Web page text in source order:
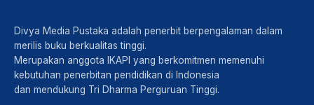
Divya Media Pustaka adalah penerbit berpengalaman dalam
merilis buku berkualitas tinggi.
Merupakan anggota IKAPI yang berkomitmen memenuhi
kebutuhan penerbitan pendidikan di Indonesia
dan mendukung Tri Dharma Perguruan Tinggi.